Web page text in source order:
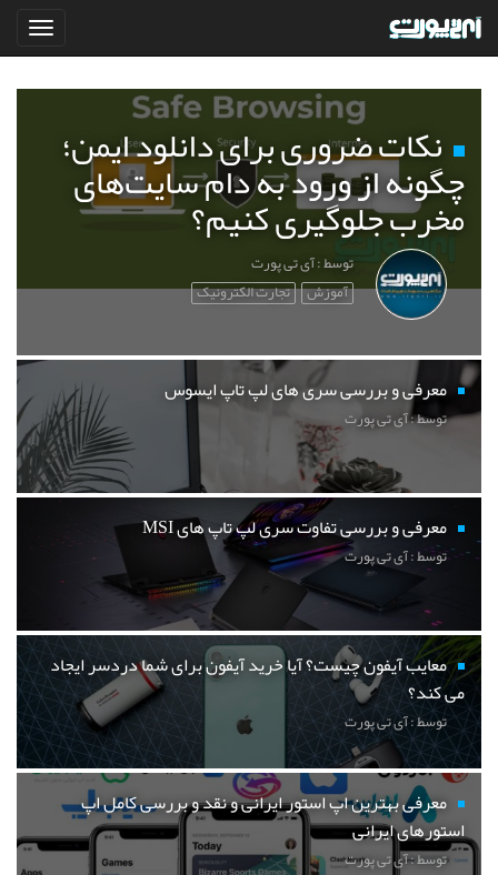
نکات ضروری برای دانلود ایمن؛
چگونه از ورود به دام سایت‌های
مخرب جلوگیری کنیم؟
توسط : آی تی پورت
آموزش تجارت الکترونیک
معرفی و بررسی سری های لپ تاپ ایسوس
توسط : آی تی پورت
معرفی و بررسی تفاوت سری لپ تاپ های MSI
توسط : آی تی پورت
معایب آیفون چیست؟ آیا خرید آیفون برای شما دردسر ایجاد
می کند؟
توسط : آی تی پورت
معرفی بهترین اپ استور ایرانی و نقد و بررسی کامل اپ
استورهای ایرانی
توسط : آی تی پورت